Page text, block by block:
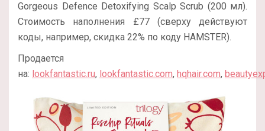
Gorgeous Defence Detoxifying Scalp Scrub (200 мл).
Стоимость наполнения £77 (сверху действуют
коды, например, скидка 22% по коду HAMSTER).
Продается
на: lookfantastic.ru, lookfantastic.com, hqhair.com,